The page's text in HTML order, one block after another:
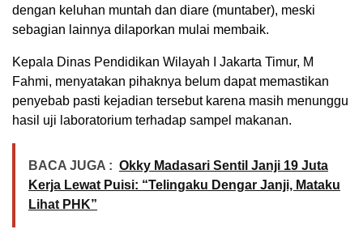
dengan keluhan muntah dan diare (muntaber), meski
sebagian lainnya dilaporkan mulai membaik.
Kepala Dinas Pendidikan Wilayah I Jakarta Timur, M
Fahmi, menyatakan pihaknya belum dapat memastikan
penyebab pasti kejadian tersebut karena masih menunggu
hasil uji laboratorium terhadap sampel makanan.
BACA JUGA : Okky Madasari Sentil Janji 19 Juta
Kerja Lewat Puisi: “Telingaku Dengar Janji, Mataku
Lihat PHK”